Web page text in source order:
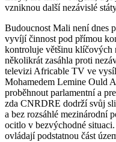
vzniknou další nezávislé
Budoucnost Mali není dnes
vyvíjí činnost pod přímou
kontroluje většinu
několikrát zasáhla proti
televizi Africable TV ve
Mohamedem Lemine Ould
proběhnout parlamentní a
zda CNRDRE dodrží svůj
a bez rozsáhlé mezinárodní
ocitlo v bezvýchodné situaci.
ovládají podstatnou část